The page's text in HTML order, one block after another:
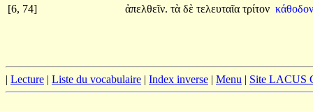
[6, 74]
ἀπελθεῖν. τὰ δὲ τελευταῖα τρίτον
| Lecture | Liste du vocabulaire | Index inverse | Menu | Site LACUS